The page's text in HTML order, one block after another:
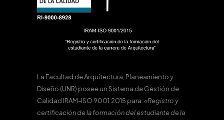
La Facultad de Arquitectura, Planeamiento y
Diseño (UNR) posee un Sistema de Gestión de
Calidad IRAM-ISO 9001:2015 para:«Registro y
certificación de la formación del estudiante de la